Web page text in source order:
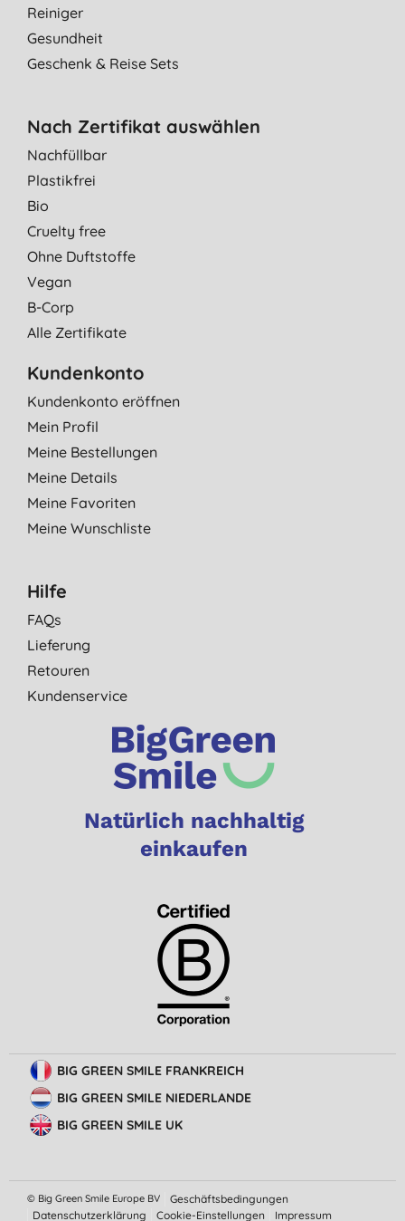
Reiniger
Gesundheit
Geschenk & Reise Sets
Nach Zertifikat auswählen
Nachfüllbar
Plastikfrei
Bio
Cruelty free
Ohne Duftstoffe
Vegan
B-Corp
Alle Zertifikate
Kundenkonto
Kundenkonto eröffnen
Mein Profil
Meine Bestellungen
Meine Details
Meine Favoriten
Meine Wunschliste
Hilfe
FAQs
Lieferung
Retouren
Kundenservice
Natürlich nachhaltig
einkaufen
BIG GREEN SMILE FRANKREICH
BIG GREEN SMILE NIEDERLANDE
BIG GREEN SMILE UK
© Big Green Smile Europe BV
Geschäftsbedingungen
Datenschutzerklärung
Cookie-Einstellungen Impressum